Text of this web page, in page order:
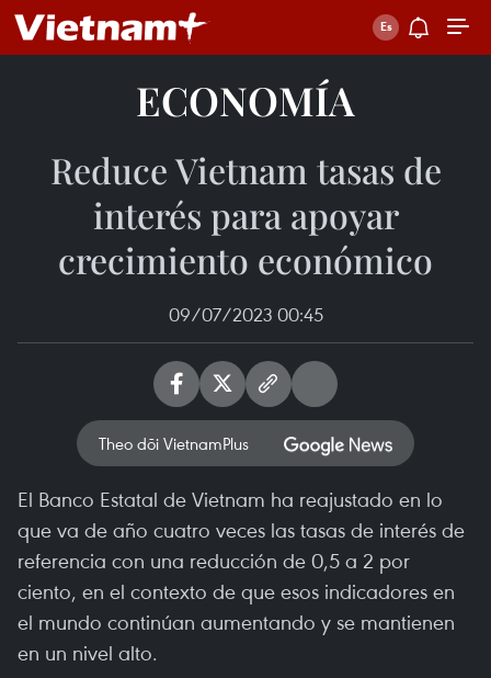
ECONOMÍA
Reduce Vietnam tasas de
interés para apoyar
crecimiento económico
09/07/2023 00:45
Theo dõi VietnamPlus
El Banco Estatal de Vietnam ha reajustado en lo
que va de año cuatro veces las tasas de interés de
referencia con una reducción de 0,5 a 2 por
ciento, en el contexto de que esos indicadores en
el mundo continúan aumentando y se mantienen
en un nivel alto.